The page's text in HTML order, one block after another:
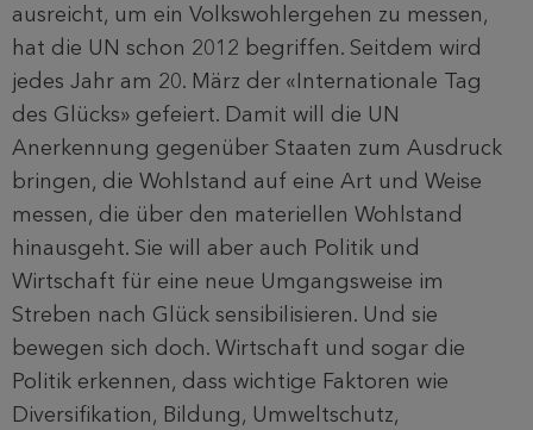
ausreicht, um ein Volkswohlergehen zu messen,
hat die UN schon 2012 begriffen. Seitdem wird
jedes Jahr am 20. März der «Internationale Tag
des Glücks» gefeiert. Damit will die UN
Anerkennung gegenüber Staaten zum Ausdruck
bringen, die Wohlstand auf eine Art und Weise
messen, die über den materiellen Wohlstand
hinausgeht. Sie will aber auch Politik und
Wirtschaft für eine neue Umgangsweise im
Streben nach Glück sensibilisieren. Und sie
bewegen sich doch. Wirtschaft und sogar die
Politik erkennen, dass wichtige Faktoren wie
Diversifikation, Bildung, Umweltschutz,